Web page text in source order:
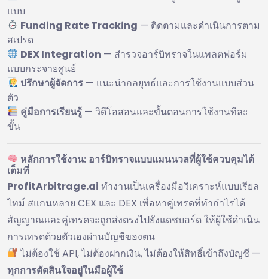
แบบ
Funding Rate Tracking — ติดตามและดำเนินการตาม
สเปรด
DEX Integration — สำรวจอาร์บิทราจในแพลตฟอร์ม
แบบกระจายศูนย์
ปรึกษาผู้จัดการ — แนะนำกลยุทธ์และการใช้งานแบบส่วน
ตัว
คู่มือการเรียนรู้ — วิดีโอสอนและขั้นตอนการใช้งานทีละ
ขั้น
หลักการใช้งาน: อาร์บิทราจแบบแมนนวลที่ผู้ใช้ควบคุมได้
เต็มที่
ProfitArbitrage.ai ทำงานเป็นเครื่องมือวิเคราะห์แบบเรียล
ไทม์ สแกนหลาย CEX และ DEX เพื่อหาคู่เทรดที่ทำกำไรได้
สัญญาณและคู่เทรดจะถูกส่งตรงไปยังแดชบอร์ด ให้ผู้ใช้ดำเนิน
การเทรดด้วยตัวเองผ่านบัญชีของตน
ไม่ต้องใช้ API, ไม่ต้องฝากเงิน, ไม่ต้องให้สิทธิ์เข้าถึงบัญชี —
ทุกการตัดสินใจอยู่ในมือผู้ใช้